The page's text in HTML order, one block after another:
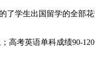
了学生出国留学的全部花
高考英语单科成绩90-